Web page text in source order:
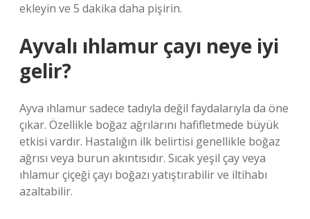
ekleyin ve 5 dakika daha pişirin.
Ayvalı ıhlamur çayı neye iyi
gelir?
Ayva ıhlamur sadece tadıyla değil faydalarıyla da öne
çıkar. Özellikle boğaz ağrılarını hafifletmede büyük
etkisi vardır. Hastalığın ilk belirtisi genellikle boğaz
ağrısı veya burun akıntısıdır. Sıcak yeşil çay veya
ıhlamur çiçeği çayı boğazı yatıştırabilir ve iltihabı
azaltabilir.